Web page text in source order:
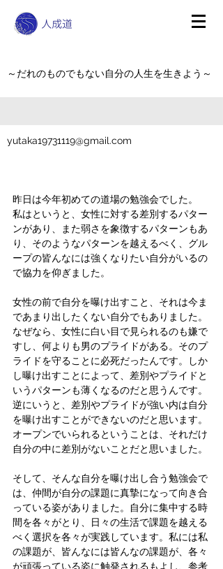
～だれのものでもない自分の人生を生きよう～
yutaka19731119@gmail.com
昨日は今年初めての道場の勉強会でした。
私はというと、女性に対する差別するパター
ンがあり、また弱さを象徴するパターンもあ
り、そのようなパターンを越えるべく、グル
ープの皆んなには強くなりたい自分がいるの
で協力を仰ぎました。
女性の前で自分を曝け出すこと、それは今ま
であまり出したくない自分でもありました。
なぜなら、女性に白い目で見られるのも嫌で
すし、何よりも男のプライドがある。そのプ
ライドを守ることに必死だったんです。しか
し曝け出すことによって、差別やプライドと
いうパターンも薄くなるのだと思うんです。
逆にいうと、差別やプライドが強い内は自分
を曝け出すことができないのだと思います。
オープンでいられるということは、それだけ
自分の中に差別がないことだと思いました。
そして、そんな自分を曝け出し合う勉強会で
は、仲間が自分の課題に真摯になって向き合
っている姿がありました。自分に集中する時
間を各々がとり、日々の生活で課題を越える
べく選択を各々が実践しています。私には私
の課題が、皆んなには皆んなの課題が、各々
が頑張っている姿に触発されるもよし、参考